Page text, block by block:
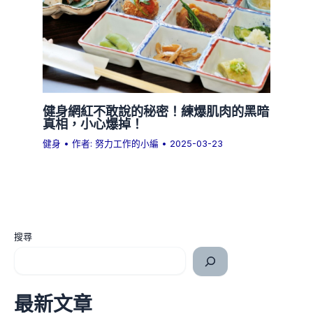
健身網紅不敢說的秘密！練爆肌肉的黑暗
真相，小心爆掉！
健身 • 作者:努力工作的小編 • 2025-03-23
搜尋
最新文章